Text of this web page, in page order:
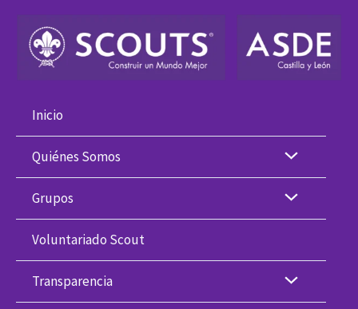
contenido
Inicio
Quiénes Somos
Grupos
Voluntariado Scout
Transparencia